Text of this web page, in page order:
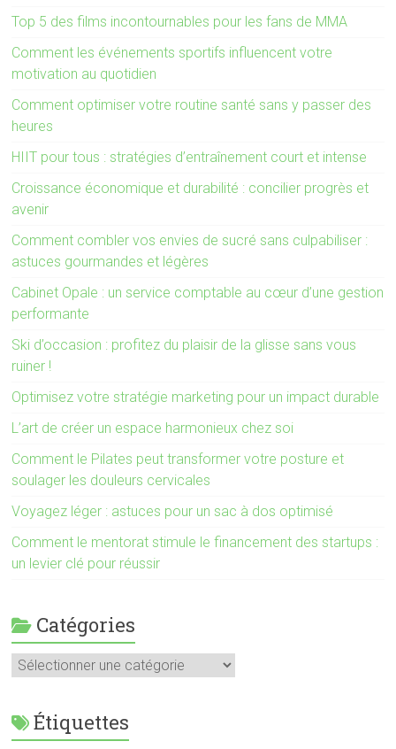
Top 5 des films incontournables pour les fans de MMA
Comment les événements sportifs influencent votre
motivation au quotidien
Comment optimiser votre routine santé sans y passer des
heures
HIIT pour tous : stratégies d’entraînement court et intense
Croissance économique et durabilité : concilier progrès et
avenir
Comment combler vos envies de sucré sans culpabiliser :
astuces gourmandes et légères
Cabinet Opale : un service comptable au cœur d’une gestion
performante
Ski d’occasion : profitez du plaisir de la glisse sans vous
ruiner !
Optimisez votre stratégie marketing pour un impact durable
L’art de créer un espace harmonieux chez soi
Comment le Pilates peut transformer votre posture et
soulager les douleurs cervicales
Voyagez léger : astuces pour un sac à dos optimisé
Comment le mentorat stimule le financement des startups :
un levier clé pour réussir
Catégories
Catégories
Étiquettes